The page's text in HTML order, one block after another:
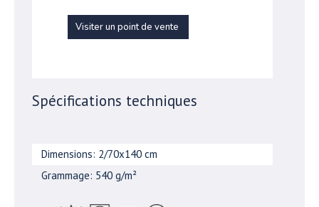
Visiter un point de vente
Spécifications techniques
Dimensions: 2/70x140 cm
Grammage: 540 g/m²